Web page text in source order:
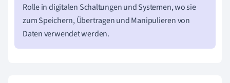
Rolle in digitalen Schaltungen und Systemen, wo sie
zum Speichern, Übertragen und Manipulieren von
Daten verwendet werden.